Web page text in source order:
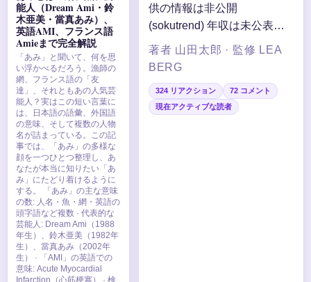
供の情報は非公開
(sokutrend) 年収は未公表…
著者 山田太郎 · 監修 LEA
BERG
324 リアクション
72 コメント
現在アクティブな読者
能人（Dream Ami・鈴
木亜美・當真あみ）、
英語AMI、フランス語
Amieまで完全解説
「あみ」と聞いて、何を思
い浮かべるだろう。漁師の
網、フランス語の「友
達」、それともあの人気芸
能人？実はこの短い言葉に
は、日本語の語彙、外国語
の意味、そして複数の人物
名が詰まっている。この記
事では、「あみ」の多様な
顔を一つひとつ整理し、あ
なたが本当に知りたい「あ
み」にたどり着けるように
する。 「あみ」の主な意味
の数: 人名・魚・網・英語の
頭字語など複数 · 代表的な
芸能人: Dream Ami（1988
年生）、鈴木亜美（1982年
生）、當真あみ（2002年
生） · 「AMI」の英語での
意味: Acute Myocardial
Infarction（心筋梗塞） · 検